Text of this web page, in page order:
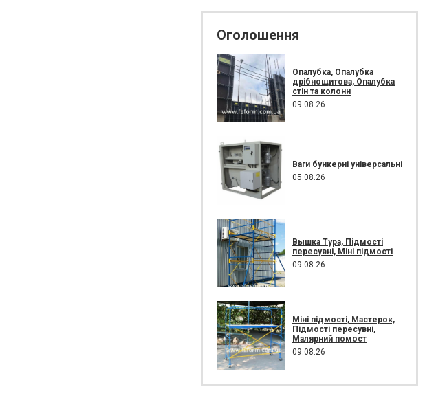
Оголошення
Опалубка, Опалубка
дрібнощитова, Опалубка
стін та колонн
09.08.26
Ваги бункерні універсальні
05.08.26
Вышка Тура, Підмості
пересувні, Міні підмості
09.08.26
Міні підмості, Мастерок,
Підмості пересувні,
Малярний помост
09.08.26